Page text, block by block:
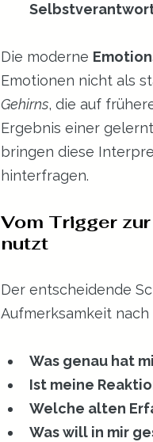
Die moderne
Emotionen nicht als
Gehirns, die auf
Ergebnis einer
bringen diese
hinterfragen.
Vom Trigger
nutzt
Der entscheidende
Aufmerksamkeit
Was genau hat
Ist meine
Welche alten
Was will in mir